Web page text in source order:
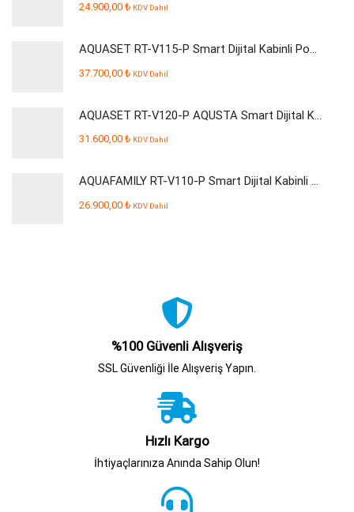
24.900,00 ₺ KDV Dahil
AQUASET RT-V115-P Smart Dijital Kabinli Pompalı Su Arıtma Cihazı
37.700,00 ₺ KDV Dahil
AQUASET RT-V120-P AQUSTA Smart Dijital Kabinli Pompalı Su Arıtma Cihazı
31.600,00 ₺ KDV Dahil
AQUAFAMILY RT-V110-P Smart Dijital Kabinli Pompalı Su Arıtma Cihazı
26.900,00 ₺ KDV Dahil
%100 Güvenli Alışveriş
SSL Güvenliği İle Alışveriş Yapın.
Hızlı Kargo
İhtiyaçlarınıza Anında Sahip Olun!